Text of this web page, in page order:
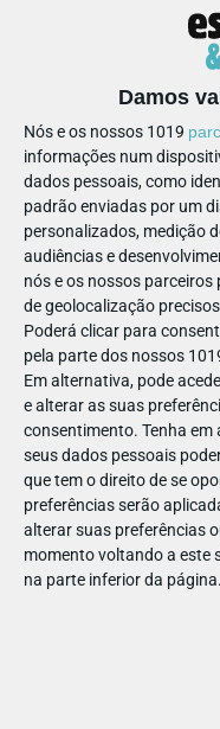
Damos
Nós e os nossos 1019
informações num
dados pessoais, como
padrão enviadas por um
personalizados, medição
audiências e
nós e os nossos
de geolocalização
Poderá clicar para
pela parte dos nossos
Em alternativa, pode
e alterar as suas
consentimento. Tenha em
seus dados pessoais
que tem o direito de se
preferências serão
alterar suas preferências
momento voltando a este
na parte inferior da página.